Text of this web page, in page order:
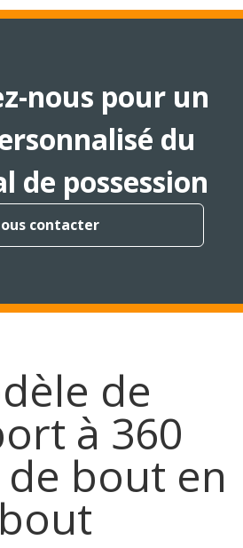
nous pour un
du
de possession
contacter
de
à 360
bout en
bout